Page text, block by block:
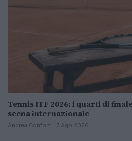
Tennis ITF 2026: i quarti di
scena internazionale
Andrea Conforti · 7 Ago 2026